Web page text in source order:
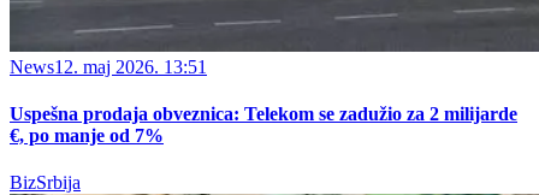
News12. maj 2026. 13:51
Uspešna prodaja obveznica: Telekom se zadužio za 2 milijarde
€, po manje od 7%
BizSrbija